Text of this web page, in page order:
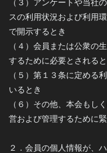
（３）アンケートや当社
スの利用状況および利用
で開示するとき
（４）会員または公衆の
するために必要とされると
（５）第１３条に定める
いるとき
（６）その他、本会もし
営および管理するために
２．会員の個人情報が、